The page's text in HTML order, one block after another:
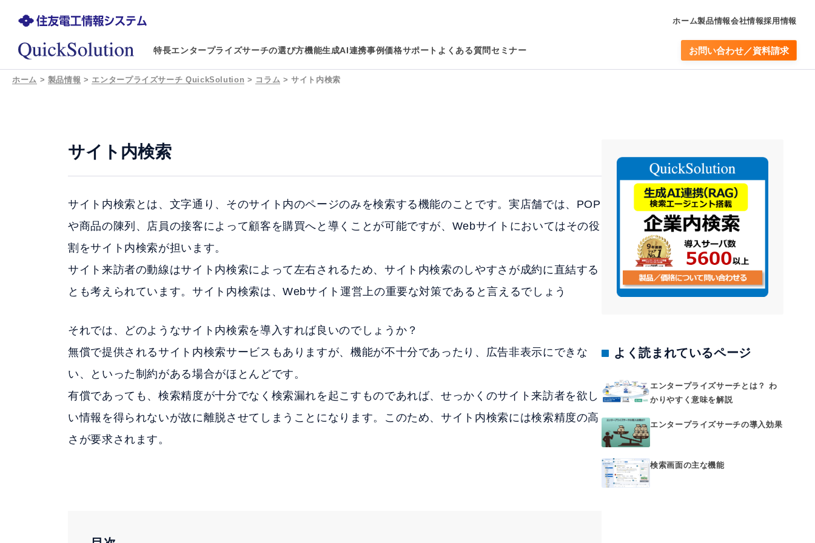
ホーム製品情報会社情報採用情報
特長エンタープライズサーチの選び方機能生成AI連携事例価格サポート よくある質問セミナー お問い合わせ／資料請求
ホーム > 製品情報 > エンタープライズサーチ QuickSolution > コラム >サイト内検索
サイト内検索
サイト内検索とは、文字通り、そのサイト内のページのみを検索する機能のことです。実店舗では、POP
や商品の陳列、店員の接客によって顧客を購買へと導くことが可能ですが、Webサイトにおいてはその役
割をサイト内検索が担います。
サイト来訪者の動線はサイト内検索によって左右されるため、サイト内検索のしやすさが成約に直結する
とも考えられています。サイト内検索は、Webサイト運営上の重要な対策であると言えるでしょう
それでは、どのようなサイト内検索を導入すれば良いのでしょうか？
無償で提供されるサイト内検索サービスもありますが、機能が不十分であったり、広告非表示にできな
い、といった制約がある場合がほとんどです。
有償であっても、検索精度が十分でなく検索漏れを起こすものであれば、せっかくのサイト来訪者を欲し
い情報を得られないが故に離脱させてしまうことになります。このため、サイト内検索には検索精度の高
さが要求されます。
よく読まれているページ
エンタープライズサーチとは？ わ
かりやすく意味を解説
エンタープライズサーチの導入効果
検索画面の主な機能